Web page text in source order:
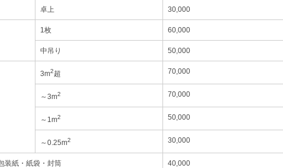
卓上 30,000
1枚 60,000
中吊り 50,000
3m2超 70,000
～3m2 70,000
～1m2 50,000
～0.25m2 30,000
装紙・紙袋・封筒 40,000